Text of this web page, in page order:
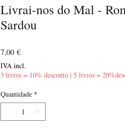
Livrai-nos do Mal -
Sardou
7,00 €Preço
IVA incl.
3 livros = 10% desconto | 5 livros =
Quantidade *